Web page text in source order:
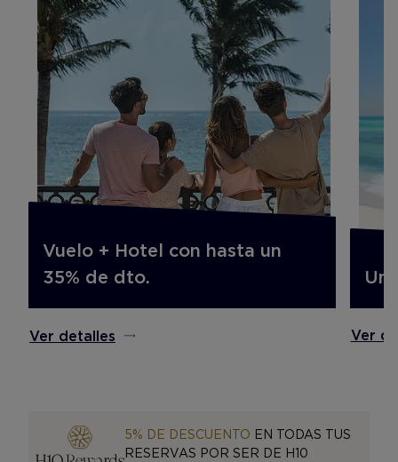
Vuelo + Hotel con hasta un
35% de dto.
Ver detalles
Un
Ver
5% DE DESCUENTO EN TODAS TUS
RESERVAS POR SER DE H10